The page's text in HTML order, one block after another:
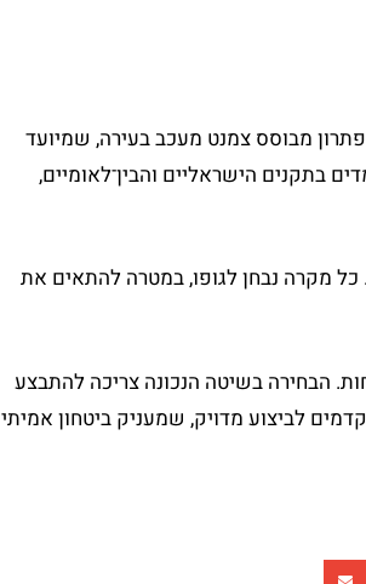
מבוסס צמנט מעכב בעירה, שמיועד
בתקנים הישראליים והבין־לאומיים,
כל מקרה נבחן לגופו, במטרה להתאים את
הבחירה בשיטה הנכונה צריכה להתבצע
לביצוע מדויק, שמעניק ביטחון אמיתי